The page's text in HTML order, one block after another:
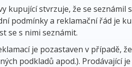
kupující stvrzuje, že se
podmínky a reklamační řád je
se s nimi seznámit.
je pozastaven v případě,
podkladů apod.).